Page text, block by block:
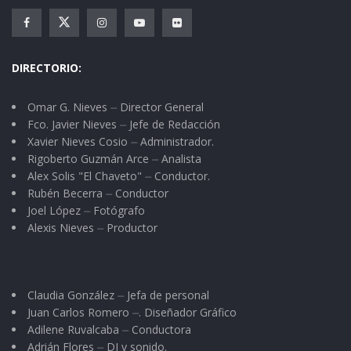
grupo, como se dice en el lenguaje coloquial
“pegó con tubo”. Con “Sound Machine” aumentó
la clientela del bar. A veces el Poly nos dedicaba
Después se integró a Vaqueros Musical, como
primera voz. Con esta agrupación compartió
DIRECTORIO:
Omar G. Nieves ⏤ Director General
Fco. Javier Nieves ⏤ Jefe de Redacción
Xavier Nieves Cosio ⏤ Administrador.
Rigoberto Guzmán Arce ⏤ Analista
Alex Solis "El Chaveto" ⏤ Conductor.
Rubén Becerra ⏤ Conductor
Joel López ⏤ Fotógrafo
Alexis Nieves ⏤ Productor
Claudia González ⏤ Jefa de personal
Juan Carlos Romero ⏤. Diseñador Gráfico
Adilene Ruvalcaba ⏤ Conductora
Adrián Flores ⏤ DJ y sonido.